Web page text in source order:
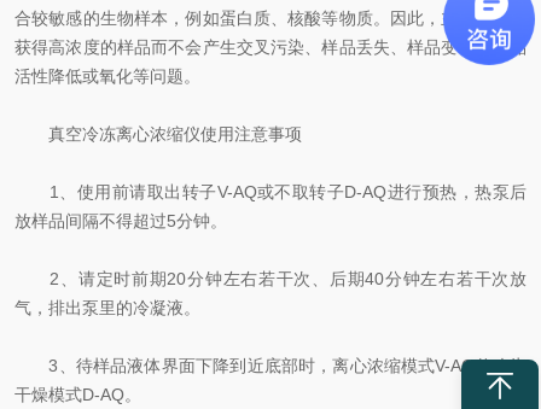
合较敏感的生物样本，例如蛋白质、核酸等物质。因此，主要目的是
获得高浓度的样品而不会产生交叉污染、样品丢失、样品变性、样品
活性降低或氧化等问题。
真空冷冻离心浓缩仪使用注意事项
1、使用前请取出转子V-AQ或不取转子D-AQ进行预热，热泵后
放样品间隔不得超过5分钟。
2、请定时前期20分钟左右若干次、后期40分钟左右若干次放
气，排出泵里的冷凝液。
3、待样品液体界面下降到近底部时，离心浓缩模式V-AQ修改为
干燥模式D-AQ。